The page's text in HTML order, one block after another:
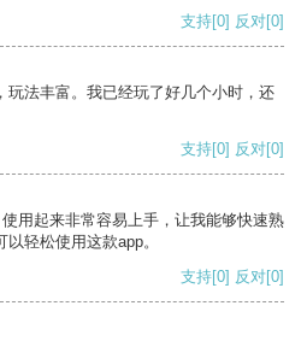
支持[0] 反对[0]
玩法丰富。我已经玩了好几个小时，还
支持[0] 反对[0]
用起来非常容易上手，让我能够快速熟
轻松使用这款app。
支持[0] 反对[0]